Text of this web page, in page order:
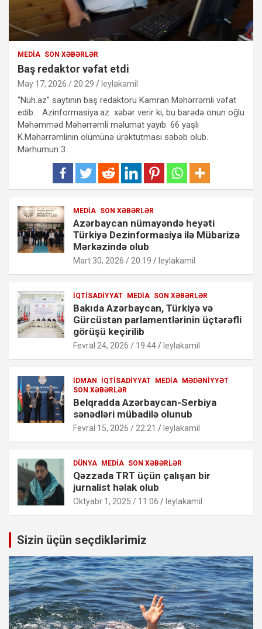
MEDIA SON XƏBƏRLƏR
Baş redaktor vəfat etdi
May 17, 2026 / 20:29 leylakamil
“Nuh.az” saytının baş redaktoru Kamran Məhərrəmli vəfat
edib. Azinformasiya.az xəbər verir ki, bu barədə onun oğlu
Məhəmməd Məhərrəmli məlumat yayıb. 66 yaşlı
K.Məhərrəmlinin ölümünə ürəktutması səbəb olub.
Mərhumun 3…
MEDIA SON XƏBƏRLƏR
Azərbaycan nümayəndə heyəti
Türkiyə Dezinformasiya ilə Mübarizə
Mərkəzində olub
Mart 30, 2026 / 20:19 leylakamil
İQTISADIYYAT MEDIA SON XƏBƏRLƏR
Bakıda Azərbaycan, Türkiyə və
Gürcüstan parlamentlərinin üçtərəfli
görüşü keçirilib
Fevral 24, 2026 / 19:44 leylakamil
İDMAN İQTISADIYYAT MEDIA MƏDƏNIYYƏT
SON XƏBƏRLƏR
Belqradda Azərbaycan-Serbiya
sənədləri mübadilə olunub
Fevral 15, 2026 / 22:21 leylakamil
DÜNYA MEDIA SON XƏBƏRLƏR
Qəzzada TRT üçün çalışan bir
jurnalist həlak olub
Oktyabr 1, 2025 / 11:06 leylakamil
Sizin üçün seçdiklərimiz